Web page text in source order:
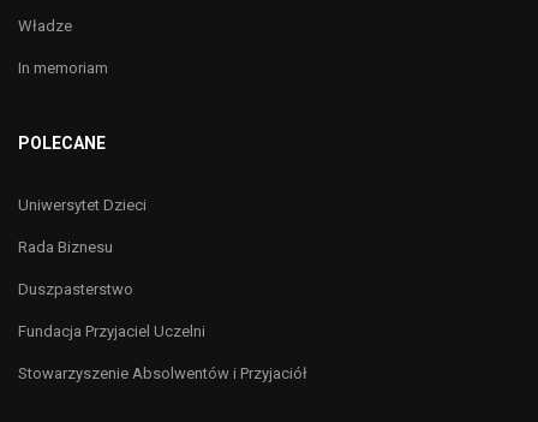
Władze
In memoriam
POLECANE
Uniwersytet Dzieci
Rada Biznesu
Duszpasterstwo
Fundacja Przyjaciel Uczelni
Stowarzyszenie Absolwentów i Przyjaciół